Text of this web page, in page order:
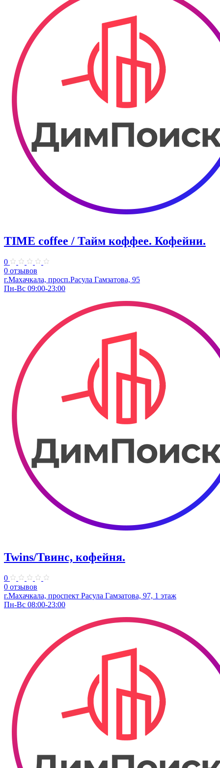
TIME coffee / Тайм коффее. Кофейни.
0
0 отзывов
​г.Махачкала, просп.Расула Гамзатова, 95
Пн-Вс 09:00-23:00
Twins/Твинс, кофейня.
0
0 отзывов
г.Махачкала, ​проспект Расула Гамзатова, 97​, 1 этаж
Пн-Вс 08:00-23:00